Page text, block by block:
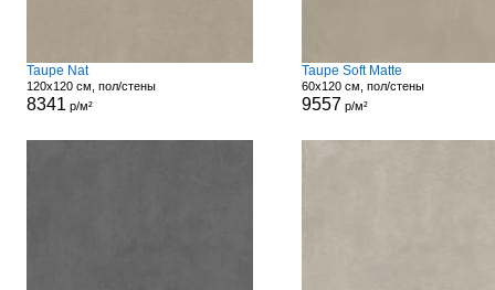
Taupe Nat
120x120 см, пол/стены
8341 р/м²
Taupe Soft Matte
60x120 см, пол/стены
9557 р/м²